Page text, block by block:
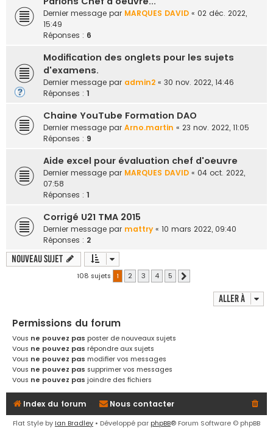
Dernier message par MARQUES DAVID « 02 déc. 2022,
15:49
Réponses : 6
Modification des onglets pour les sujets
d'examens.
Dernier message par admin2 « 30 nov. 2022, 14:46
Réponses : 1
Chaine YouTube Formation DAO
Dernier message par Arno.martin « 23 nov. 2022, 11:05
Réponses : 9
Aide excel pour évaluation chef d'oeuvre
Dernier message par MARQUES DAVID « 04 oct. 2022,
07:58
Réponses : 1
Corrigé U21 TMA 2015
Dernier message par mattry « 10 mars 2022, 09:40
Réponses : 2
Nouveau sujet
108 sujets 1 2 3 4 5
Aller à
Permissions du forum
Vous ne pouvez pas poster de nouveaux sujets
Vous ne pouvez pas répondre aux sujets
Vous ne pouvez pas modifier vos messages
Vous ne pouvez pas supprimer vos messages
Vous ne pouvez pas joindre des fichiers
Index du forum Nous contacter
Flat Style by Ian Bradley • Développé par phpBB® Forum Software © phpBB